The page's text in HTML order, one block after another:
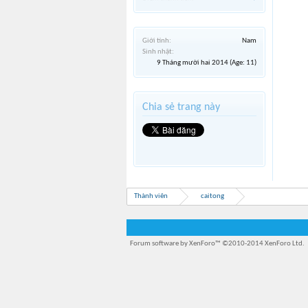
Giới tính:
Nam
Sinh nhật:
9 Tháng mười hai 2014(Age: 11)
Chia sẻ trang này
Thành viên caitong
Forum software by XenForo™ ©2010-2014 XenForo Ltd.